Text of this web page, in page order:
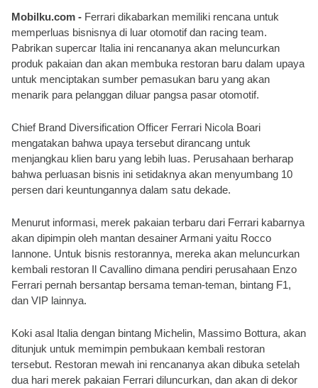
Mobilku.com - Ferrari dikabarkan memiliki rencana untuk
memperluas bisnisnya di luar otomotif dan racing team.
Pabrikan supercar Italia ini rencananya akan meluncurkan
produk pakaian dan akan membuka restoran baru dalam upaya
untuk menciptakan sumber pemasukan baru yang akan
menarik para pelanggan diluar pangsa pasar otomotif.
Chief Brand Diversification Officer Ferrari Nicola Boari
mengatakan bahwa upaya tersebut dirancang untuk
menjangkau klien baru yang lebih luas. Perusahaan berharap
bahwa perluasan bisnis ini setidaknya akan menyumbang 10
persen dari keuntungannya dalam satu dekade.
Menurut informasi, merek pakaian terbaru dari Ferrari kabarnya
akan dipimpin oleh mantan desainer Armani yaitu Rocco
Iannone. Untuk bisnis restorannya, mereka akan meluncurkan
kembali restoran Il Cavallino dimana pendiri perusahaan Enzo
Ferrari pernah bersantap bersama teman-teman, bintang F1,
dan VIP lainnya.
Koki asal Italia dengan bintang Michelin, Massimo Bottura, akan
ditunjuk untuk memimpin pembukaan kembali restoran
tersebut. Restoran mewah ini rencananya akan dibuka setelah
dua hari merek pakaian Ferrari diluncurkan, dan akan di dekor